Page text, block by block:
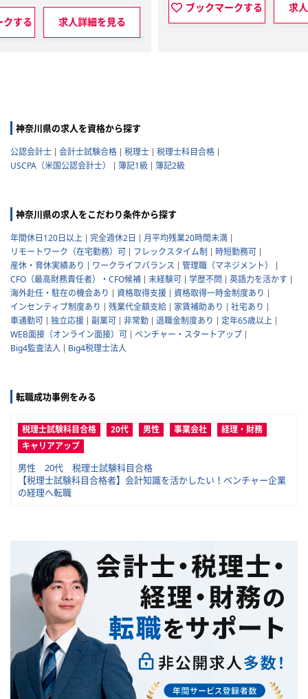
ブックマークする 求人詳細を見る
神奈川県の求人を資格から探す
公認会計士 会計士試験合格 税理士
税理士科目合格
USCPA（米国公認会計士）
簿記1級 簿記2級
神奈川県の求人をこだわり条件から探す
年間休日120日以上 完全週休2日
月平均残業20時間未満
リモートワーク（在宅勤務）可
フレックスタイム制
時短勤務可
産休・育休実績あり
ワークライフバランス
管理職（マネジメント）
CFO（最高財務責任者）・CFO候補
未経験可 学歴不問
英語力を活かす
海外赴任・駐在の機会あり
資格取得支援
資格取得一時金制度あり
インセンティブ制度あり
残業代全額支給 家賃補助あり
社宅あり
車通勤可
独立応援 副業可 非常勤 退職金制度あり
定年65歳以上
WEB面接（オンライン面接）可
ベンチャー・スタートアップ
Big4監査法人
Big4税理士法人
転職成功事例をみる
税理士試験科目合格 20代 男性 事業会社
経理・財務
キャリアアップ
男性 20代 税理士試験科目合格
【税理士試験科目合格者】会計知識を活かしたい！ベンチャー企業
の経理へ転職